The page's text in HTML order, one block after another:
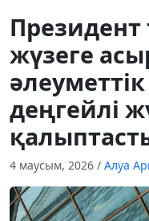
жүзеге
деңгейлі
4 маусым, 2026 / Алуа